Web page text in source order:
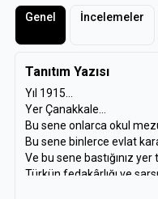
Genel İncelemeler
Tanıtım Yazısı
Yıl 1915…
Yer Çanakkale…
Bu sene onlarca okul
Bu sene binlerce evlat
Ve bu sene bastığınız
Türkün fedakârlığı ve